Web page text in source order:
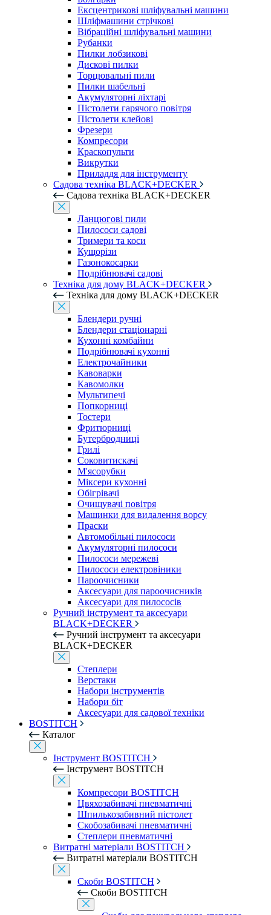
Ексцентрикові шліфувальні машини
Шліфмашини стрічкові
Вібраційні шліфувальні машини
Рубанки
Пилки лобзикові
Дискові пилки
Торцювальні пили
Пилки шабельні
Акумуляторні ліхтарі
Пістолети гарячого повітря
Пістолети клейові
Фрезери
Компресори
Краскопульти
Викрутки
Приладдя для інструменту
Садова техніка BLACK+DECKER
Садова техніка BLACK+DECKER
Ланцюгові пили
Пилососи садові
Тримери та коси
Кущорізи
Газонокосарки
Подрібнювачі садові
Техніка для дому BLACK+DECKER
Техніка для дому BLACK+DECKER
Блендери ручні
Блендери стаціонарні
Кухонні комбайни
Подрібнювачі кухонні
Електрочайники
Кавоварки
Кавомолки
Мультипечі
Попкорниці
Тостери
Фритюрниці
Бутербродниці
Грилі
Соковитискачі
М'ясорубки
Міксери кухонні
Обігрівачі
Очищувачі повітря
Машинки для видалення ворсу
Праски
Автомобільні пилососи
Акумуляторні пилососи
Пилососи мережеві
Пилососи електровіники
Пароочисники
Аксесуари для пароочисників
Аксесуари для пилососів
Ручний інструмент та аксесуари
BLACK+DECKER
Ручний інструмент та аксесуари
BLACK+DECKER
Степлери
Верстаки
Набори інструментів
Набори біт
Аксесуари для садової техніки
BOSTITCH
Каталог
Інструмент BOSTITCH
Інструмент BOSTITCH
Компресори BOSTITCH
Цвяхозабивачі пневматичні
Шпилькозабивний пістолет
Скобозабивачі пневматичні
Степлери пневматичні
Витратні матеріали BOSTITCH
Витратні матеріали BOSTITCH
Скоби BOSTITCH
Скоби BOSTITCH